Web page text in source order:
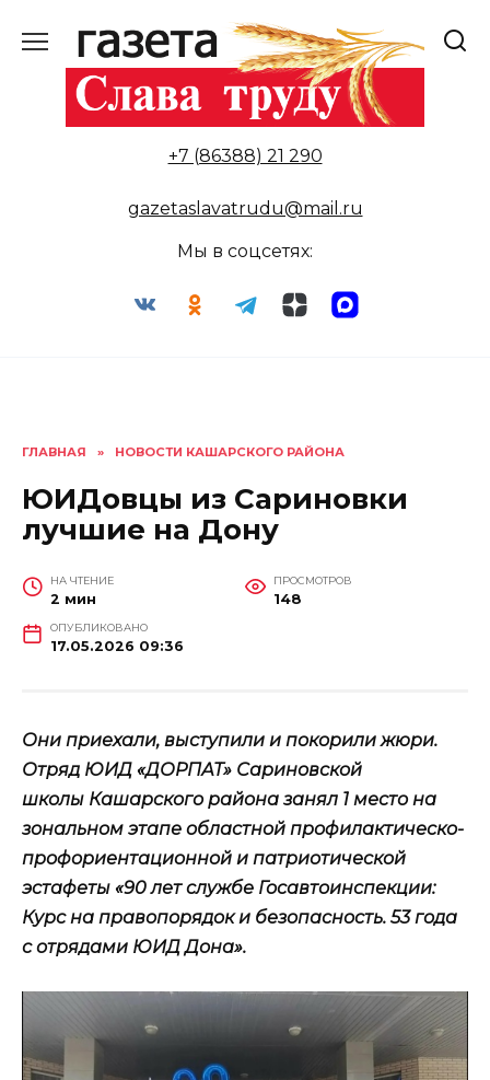
содержанию
+7 (86388) 21 290
gazetaslavatrudu@mail.ru
Мы в соцсетях:
ГЛАВНАЯ » НОВОСТИ КАШАРСКОГО РАЙОНА
ЮИДовцы из Сариновки
лучшие на Дону
НА ЧТЕНИЕ
2 мин
ПРОСМОТРОВ
148
ОПУБЛИКОВАНО
17.05.2026 09:36
Они приехали, выступили и покорили жюри.
Отряд ЮИД «ДОРПАТ» Сариновской
школы Кашарского района занял 1 место на
зональном этапе областной профилактическо-
профориентационной и патриотической
эстафеты «90 лет службе Госавтоинспекции:
Курс на правопорядок и безопасность. 53 года
с отрядами ЮИД Дона».